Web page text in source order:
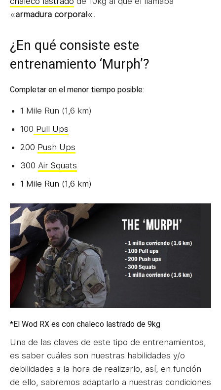
«armadura corporal«.
¿En qué consiste este
entrenamiento ‘Murph’?
Completar en el menor tiempo posible:
1 Mile Run (1,6 km)
100 Pull Ups
200 Push Ups
300 Air Squats
1 Mile Run (1,6 km)
*El Wod RX es con chaleco lastrado de 9kg
Una de las claves de este tipo de entrenamientos,
es saber cuáles son nuestras habilidades y/o
debilidades a la hora de realizarlo, así, en función
de ello, sabremos adaptarlo a nuestras condiciones